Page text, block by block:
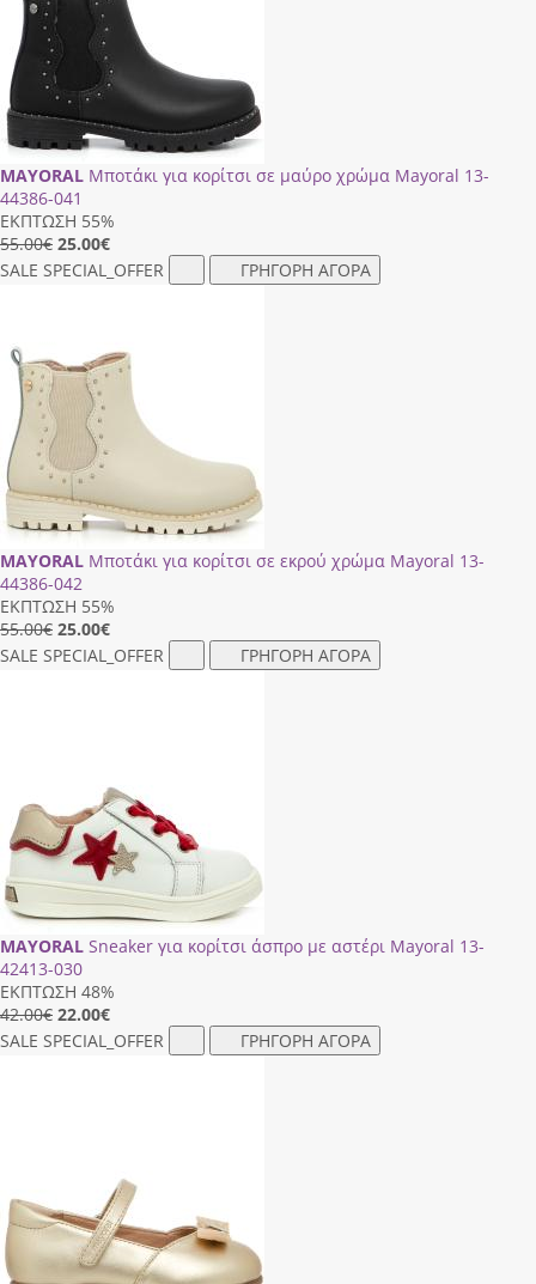
MAYORAL Μποτάκι για κορίτσι σε μαύρο χρώμα Mayoral 13-
44386-041
ΕΚΠΤΩΣΗ 55%
55.00€ 25.00€
SALE SPECIAL_OFFER ΓΡΗΓΟΡΗ ΑΓΟΡΑ
MAYORAL Μποτάκι για κορίτσι σε εκρού χρώμα Mayoral 13-
44386-042
ΕΚΠΤΩΣΗ 55%
55.00€ 25.00€
SALE SPECIAL_OFFER ΓΡΗΓΟΡΗ ΑΓΟΡΑ
MAYORAL Sneaker για κορίτσι άσπρο με αστέρι Mayoral 13-
42413-030
ΕΚΠΤΩΣΗ 48%
42.00€ 22.00€
SALE SPECIAL_OFFER ΓΡΗΓΟΡΗ ΑΓΟΡΑ